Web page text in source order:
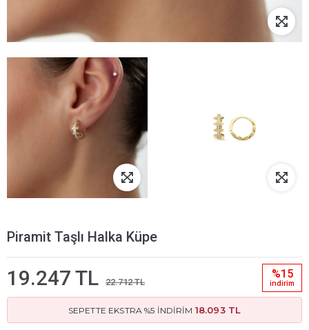
Piramit Taşlı Halka Küpe
19.247 TL 22.712 TL
%15
i̇ndi̇ri̇m
SEPETTE EKSTRA %5 İNDİRİM 18.093 TL